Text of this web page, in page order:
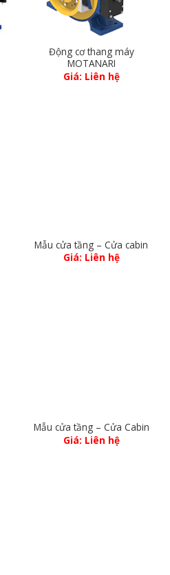
Động cơ thang máy
MOTANARI
Giá: Liên hệ
Mẫu cửa tầng – Cửa cabin
Giá: Liên hệ
Mẫu cửa tầng – Cửa Cabin
Giá: Liên hệ